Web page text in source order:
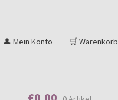
👤 Mein Konto 🛒 Warenkorb